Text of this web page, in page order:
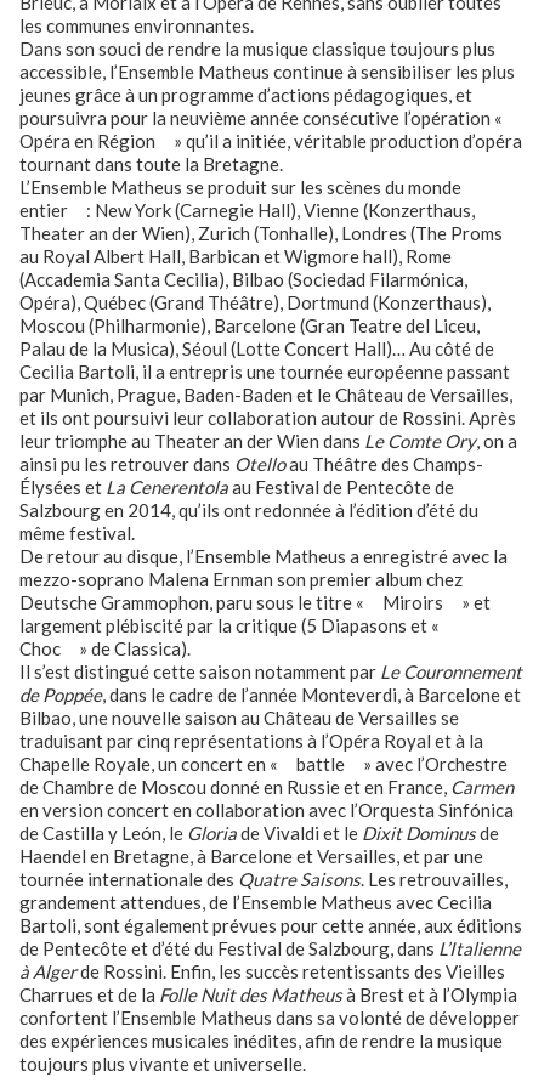
les communes environnantes.
Dans son souci de rendre la musique classique toujours plus
accessible, l’Ensemble Matheus continue à sensibiliser les plus
jeunes grâce à un programme d’actions pédagogiques, et
poursuivra pour la neuvième année consécutive l’opération «
Opéra en Région » qu’il a initiée, véritable production d’opéra
tournant dans toute la Bretagne.
L’Ensemble Matheus se produit sur les scènes du monde
entier : New York (Carnegie Hall), Vienne (Konzerthaus,
Theater an der Wien), Zurich (Tonhalle), Londres (The Proms
au Royal Albert Hall, Barbican et Wigmore hall), Rome
(Accademia Santa Cecilia), Bilbao (Sociedad Filarmónica,
Opéra), Québec (Grand Théâtre), Dortmund (Konzerthaus),
Moscou (Philharmonie), Barcelone (Gran Teatre del Liceu,
Palau de la Musica), Séoul (Lotte Concert Hall)… Au côté de
Cecilia Bartoli, il a entrepris une tournée européenne passant
par Munich, Prague, Baden-Baden et le Château de Versailles,
et ils ont poursuivi leur collaboration autour de Rossini. Après
leur triomphe au Theater an der Wien dans Le Comte Ory, on a
ainsi pu les retrouver dans Otelloau Théâtre des Champs-
Élysées et La Cenerentolaau Festival de Pentecôte de
Salzbourg en 2014, qu’ils ont redonnée à l’édition d’été du
même festival.
De retour au disque, l’Ensemble Matheus a enregistré avec la
mezzo-soprano Malena Ernman son premier album chez
Deutsche Grammophon, paru sous le titre « Miroirs » et
largement plébiscité par la critique (5 Diapasons et «
Choc » de Classica).
Il s’est distingué cette saison notamment par Le Couronnement
de Poppée, dans le cadre de l’année Monteverdi, à Barcelone et
Bilbao, une nouvelle saison au Château de Versailles se
traduisant par cinq représentations à l’Opéra Royal et à la
Chapelle Royale, un concert en « battle » avec l’Orchestre
de Chambre de Moscou donné en Russie et en France, Carmen
en version concert en collaboration avec l’Orquesta Sinfónica
de Castilla y León, le Gloriade Vivaldi et le Dixit Dominusde
Haendel en Bretagne, à Barcelone et Versailles, et par une
tournée internationale des Quatre Saisons. Les retrouvailles,
grandement attendues, de l’Ensemble Matheus avec Cecilia
Bartoli, sont également prévues pour cette année, aux éditions
de Pentecôte et d’été du Festival de Salzbourg, dans L’Italienne
à Algerde Rossini. Enfin, les succès retentissants des Vieilles
Charrues et de la Folle Nuit des Matheusà Brest et à l’Olympia
confortent l’Ensemble Matheus dans sa volonté de développer
des expériences musicales inédites, afin de rendre la musique
toujours plus vivante et universelle.